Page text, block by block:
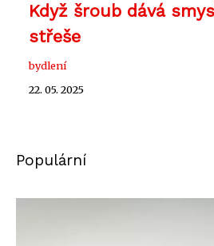
Když šroub dává
střeše
bydlení
22. 05. 2025
Populární